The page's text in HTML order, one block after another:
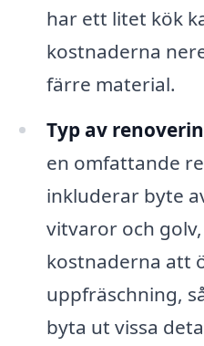
har ett litet kök
kostnaderna
färre material.
Typ av
en omfattande
inkluderar byte
vitvaror och
kostnaderna att
uppfräschning,
byta ut vissa